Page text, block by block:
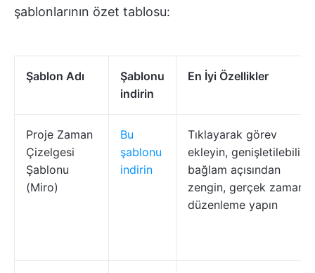
şablonlarının özet tablosu:
Şablon Adı
Şablonu
indirin
En İyi Özellikler
Proje Zaman
Çizelgesi
Şablonu
(Miro)
Bu
şablonu
indirin
Tıklayarak görev
ekleyin, genişletilebilir,
bağlam açısından
zengin, gerçek zamanlı
düzenleme yapın